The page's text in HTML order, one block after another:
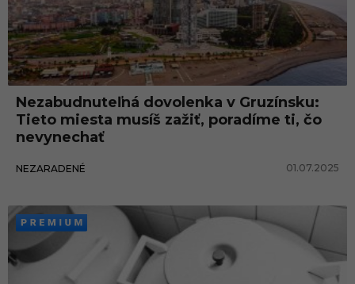
Nezabudnuteľná dovolenka v Gruzínsku:
Tieto miesta musíš zažiť, poradíme ti, čo
nevynechať
NEZARADENÉ 01.07.2025